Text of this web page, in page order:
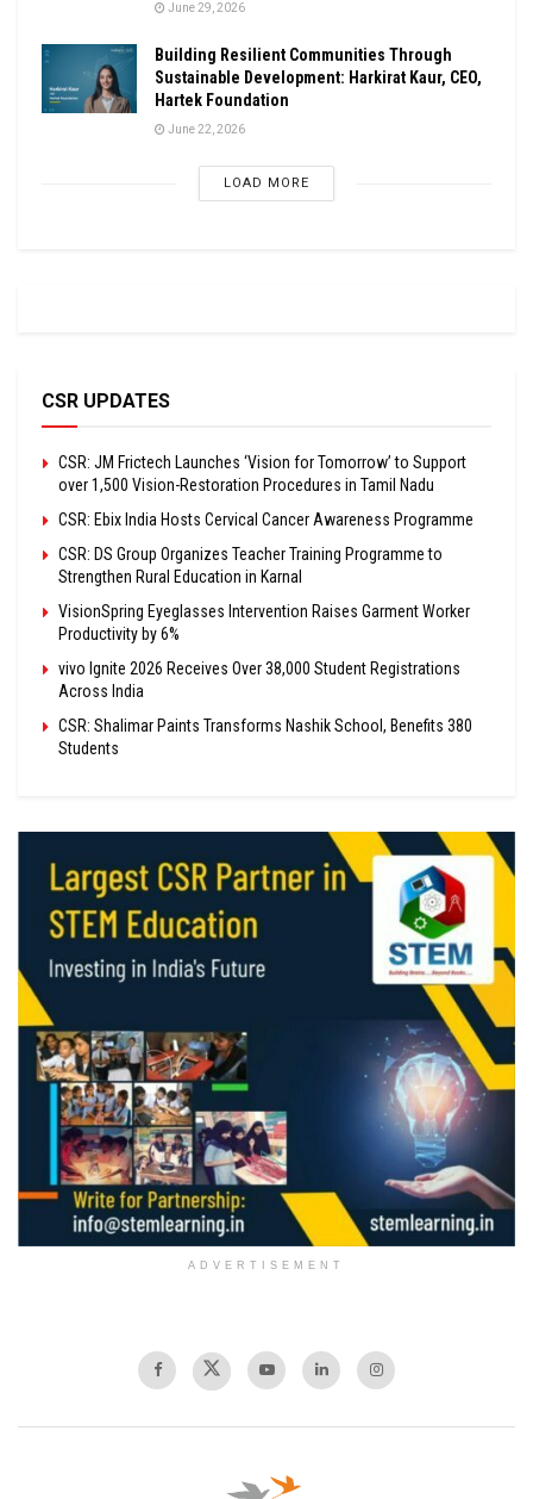
June 29, 2026
Building Resilient Communities Through
Sustainable Development: Harkirat Kaur, CEO,
Hartek Foundation
June 22, 2026
LOAD MORE
CSR UPDATES
CSR: JM Frictech Launches ‘Vision for Tomorrow’ to Support
over 1,500 Vision-Restoration Procedures in Tamil Nadu
CSR: Ebix India Hosts Cervical Cancer Awareness Programme
CSR: DS Group Organizes Teacher Training Programme to
Strengthen Rural Education in Karnal
VisionSpring Eyeglasses Intervention Raises Garment Worker
Productivity by 6%
vivo Ignite 2026 Receives Over 38,000 Student Registrations
Across India
CSR: Shalimar Paints Transforms Nashik School, Benefits 380
Students
ADVERTISEMENT